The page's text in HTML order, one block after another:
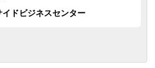
イドビジネスセンター